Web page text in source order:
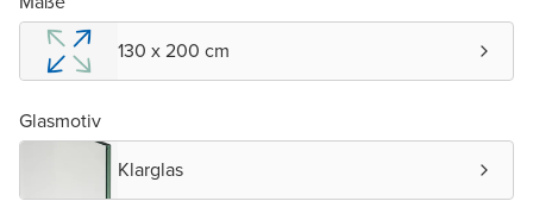
130 x 200 cm
Glasmotiv
Klarglas